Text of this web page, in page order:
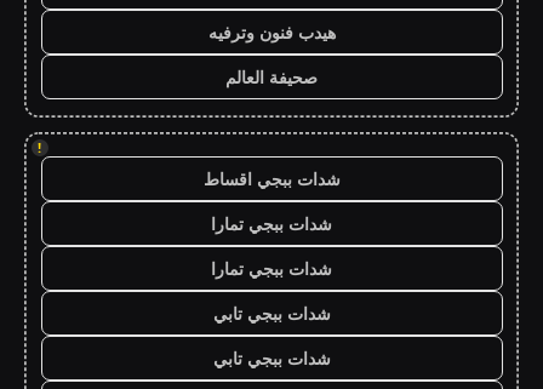
هيدب فنون وترفيه
صحيفة العالم
!
شدات ببجي اقساط
شدات ببجي تمارا
شدات ببجي تمارا
شدات ببجي تابي
شدات ببجي تابي